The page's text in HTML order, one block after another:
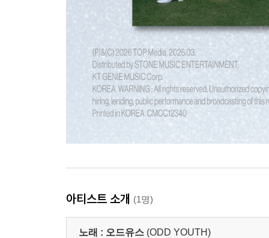
아티스트 소개 (1명)
노래 : 오드유스 (ODD YOUTH)